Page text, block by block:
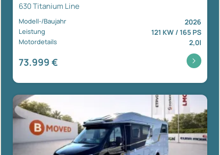
630 Titanium Line
Modell-/Baujahr 2026
Leistung 121 KW / 165 PS
Motordetails 2,0l
73.999 €